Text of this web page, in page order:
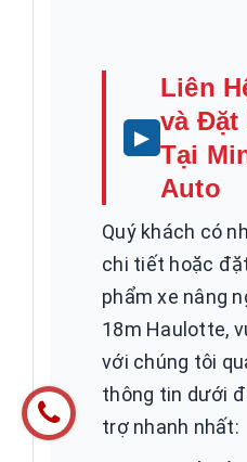
Liên
và Đặt
Tại
Auto
Quý khách có
chi tiết hoặc
phẩm xe nâng
18m Haulotte,
với chúng tôi
thông tin dưới
trợ nhanh nhất: